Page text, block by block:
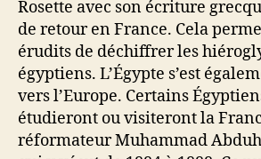
Rosette avec son écriture
de retour en France. Cela
érudits de déchiffrer les
égyptiens. L’Égypte s’est
vers l’Europe. Certains
étudieront ou visiteront la
réformateur Muhammad Abduh